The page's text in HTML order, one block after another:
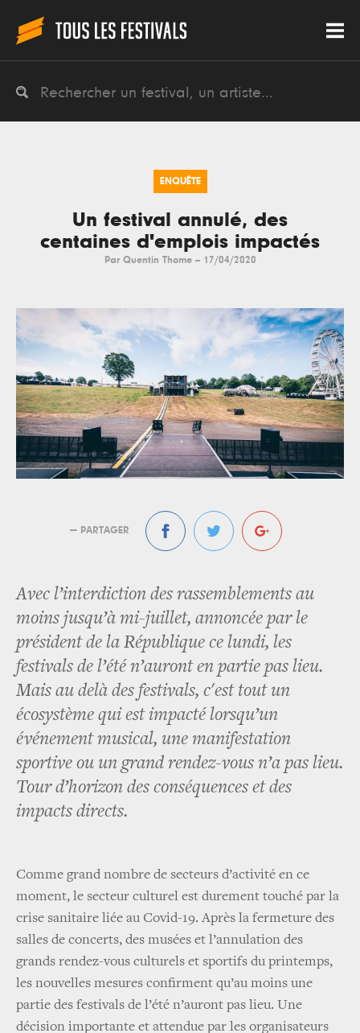
ENQUÊTE
Un festival annulé, des
centaines d'emplois impactés
Par Quentin Thome -- 17/04/2020
— PARTAGER
Avec l’interdiction des rassemblements au
moins jusqu’à mi-juillet, annoncée par le
président de la République ce lundi, les
festivals de l’été n’auront en partie pas lieu.
Mais au delà des festivals, c'est tout un
écosystème qui est impacté lorsqu’un
événement musical, une manifestation
sportive ou un grand rendez-vous n’a pas lieu.
Tour d’horizon des conséquences et des
impacts directs.
Comme grand nombre de secteurs d’activité en ce
moment, le secteur culturel est durement touché par la
crise sanitaire liée au Covid-19. Après la fermeture des
salles de concerts, des musées et l’annulation des
grands rendez-vous culturels et sportifs du printemps,
les nouvelles mesures confirment qu’au moins une
partie des festivals de l’été n’auront pas lieu. Une
décision importante et attendue par les organisateurs